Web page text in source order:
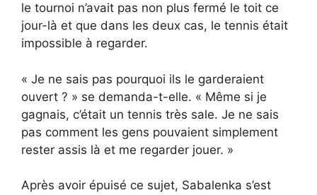
le tournoi n’avait pas non plus fermé le toit ce
jour-là et que dans les deux cas, le tennis était
impossible à regarder.
« Je ne sais pas pourquoi ils le garderaient
ouvert ? » se demanda-t-elle. « Même si je
gagnais, c’était un tennis très sale. Je ne sais
pas comment les gens pouvaient simplement
rester assis là et me regarder jouer. »
Après avoir épuisé ce sujet, Sabalenka s’est